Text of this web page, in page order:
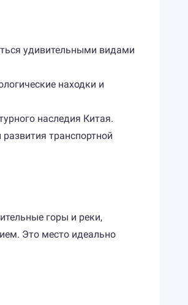
удивительными видами
находки и
наследия Китая.
транспортной
горы и реки,
Это место идеально